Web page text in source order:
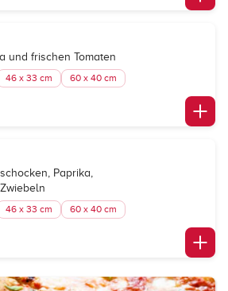
und frischen Tomaten
46 x 33 cm 60 x 40 cm
Paprika,
46 x 33 cm 60 x 40 cm